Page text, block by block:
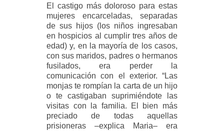
El castigo más doloroso para estas
mujeres encarceladas, separadas
de sus hijos (los niños ingresaban
en hospicios al cumplir tres años de
edad) y, en la mayoría de los casos,
con sus maridos, padres o hermanos
fusilados, era perder la
comunicación con el exterior. “Las
monjas te rompían la carta de un hijo
o te castigaban suprimiéndote las
visitas con la familia. El bien más
preciado de todas aquellas
prisioneras –explica Maria– era